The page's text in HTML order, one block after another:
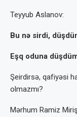
Teyyub Aslanov:
Bu nə sirdi,
Eşq oduna
Şeirdirsə, qafiyəsi
olmazmı?
Mərhum Ramiz